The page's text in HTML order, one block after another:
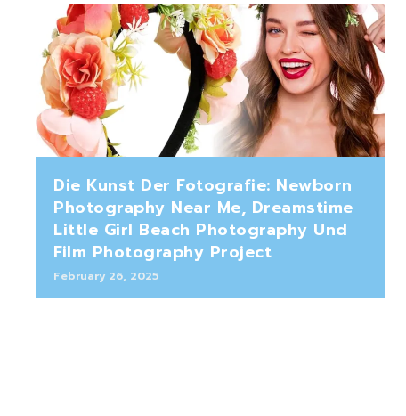
Die Kunst Der Fotografie: Newborn
Photography Near Me, Dreamstime
Little Girl Beach Photography Und
Film Photography Project
February 26, 2025